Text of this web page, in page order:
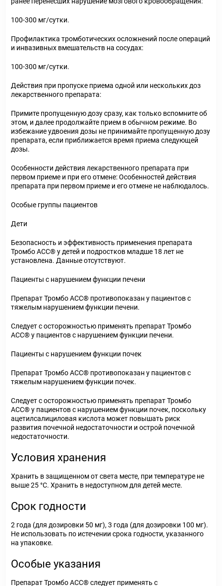
100-300 мг/сутки.
Профилактика тромботических осложнений после операций
и инвазивных вмешательств на сосудах:
100-300 мг/сутки.
Действия при пропуске приема одной или нескольких доз
лекарственного препарата:
Примите пропущенную дозу сразу, как только вспомните об
этом, и далее продолжайте прием в обычном режиме. Во
избежание удвоения дозы не принимайте пропущенную дозу
препарата, если приближается время приема следующей
дозы.
Особенности действия лекарственного препарата при
первом приеме и при его отмене: Особенностей действия
препарата при первом приеме и его отмене не наблюдалось.
Особые группы пациентов
Дети
Безопасность и эффективность применения препарата
Тромбо АСС® у детей и подростков младше 18 лет не
установлена. Данные отсутствуют.
Пациенты с нарушением функции печени
Препарат Тромбо АСС® противопоказан у пациентов с
тяжелым нарушением функции печени.
Следует с осторожностью применять препарат Тромбо
АСС® у пациентов с нарушением функции печени.
Пациенты с нарушением функции почек
Препарат Тромбо АСС® противопоказан у пациентов с
тяжелым нарушением функции почек.
Следует с осторожностью применять препарат Тромбо
АСС® у пациентов с нарушением функции почек, поскольку
ацетилсалициловая кислота может повышать риск
развития почечной недостаточности и острой почечной
недостаточности.
Условия хранения
Хранить в защищенном от света месте, при температуре не
выше 25 °C. Хранить в недоступном для детей месте.
Срок годности
2 года (для дозировки 50 мг), 3 года (для дозировки 100 мг).
Не использовать по истечении срока годности, указанного
на упаковке.
Особые указания
Препарат Тромбо АСС® следует применять с